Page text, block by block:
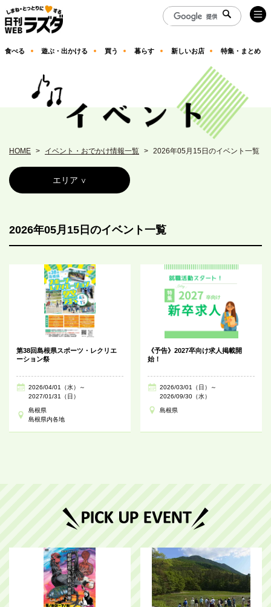
食べる 遊ぶ・出かける 買う 暮らす 新しいお店 特集・まとめ
HOME イベント・おでかけ情報一覧 2026年05月15日のイベント一覧
エリア
2026年05月15日のイベント一覧
第38回島根県スポーツ・レクリエ
ーション祭
2026/04/01（水）～
2027/01/31（日）
島根県
島根県内各地
《予告》2027卒向け求人掲載開
始！
2026/03/01（日）～
2026/09/30（水）
島根県